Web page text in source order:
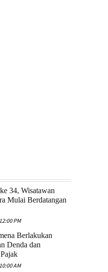
34, Wisatawan
Mulai Berdatangan
PM
Berlakukan
Denda dan
AM